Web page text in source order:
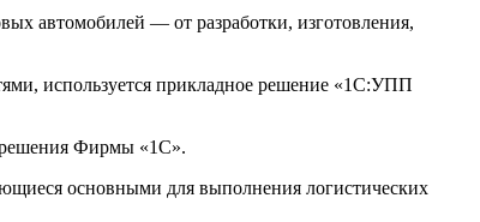
автомобилей — от разработки, изготовления,
используется прикладное решение «1С:УПП
решения Фирмы «1С».
основными для выполнения логистических